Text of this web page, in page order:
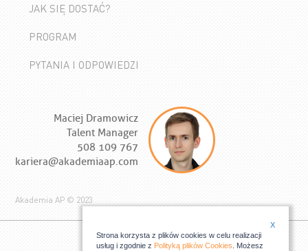
JAK SIĘ DOSTAĆ?
PROGRAM
PYTANIA I ODPOWIEDZI
Maciej Dramowicz
Talent Manager
508 109 767
kariera@akademiaap.com
Akademia AP © 2023
X
Strona korzysta z plików cookies w celu realizacji
usług i zgodnie z Polityką plików Cookies . Możesz